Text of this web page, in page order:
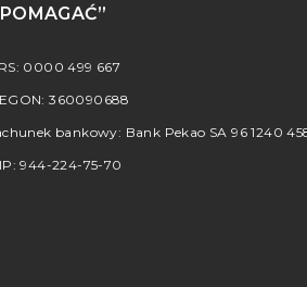
0000 499 667
360090688
bankowy: Bank Pekao SA 96 1240
944-224-75-70